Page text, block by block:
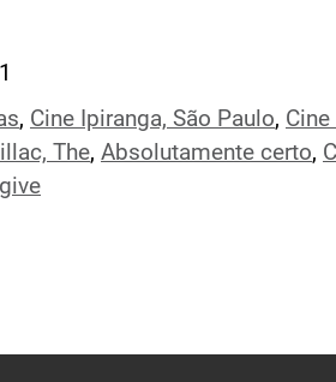
, Cine Ipiranga, São Paulo,
The, Absolutamente certo,